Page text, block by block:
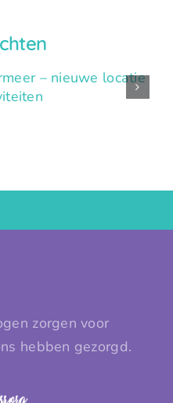
2025 – 2026
zorgen voor
hebben gezorgd.